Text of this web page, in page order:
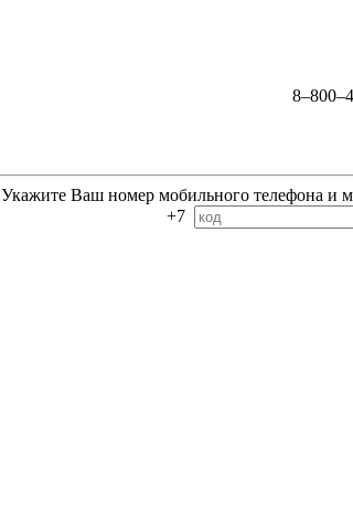
Укажите Ваш номер мобильного телефона
+7